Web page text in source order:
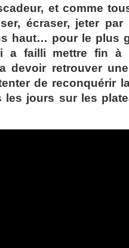
et comme
écraser, jeter
haut… pour le plus
a failli mettre fin à
devoir retrouver
de reconquérir
les jours sur les